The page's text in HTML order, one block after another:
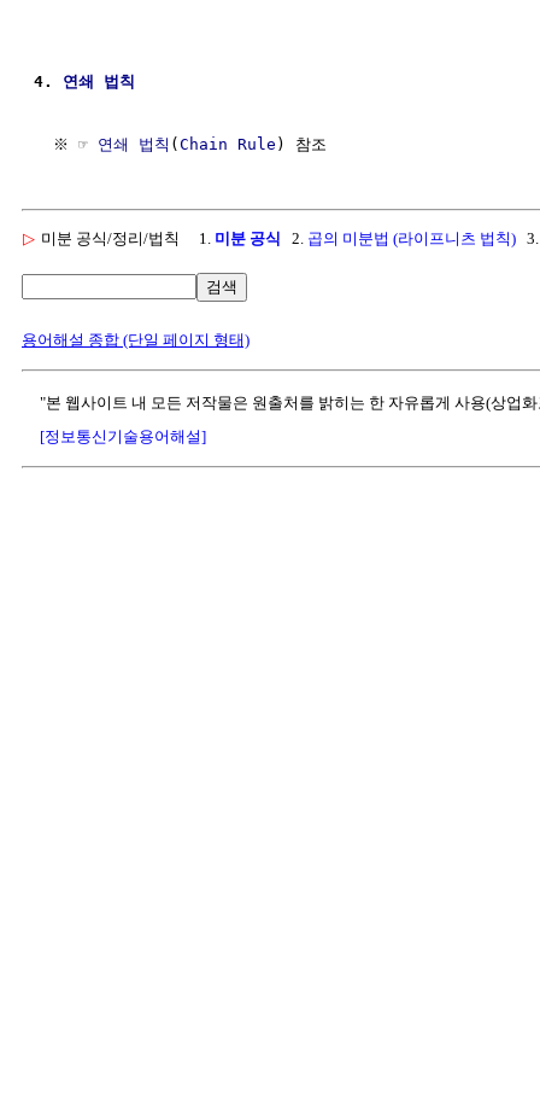
4. 연쇄 법칙
  ※ ☞
연쇄 법칙 ( Chain Rule
▷ 미분 공식/정리/법칙 1. 미분 공식 2. 곱의 미분법 (라이프니츠 법칙)
검색
용어해설 종합 (단일 페이지 형태)
"본 웹사이트 내 모든 저작물은 원출처를 밝히는 한 자유롭게 사용(상업
[정보통신기술용어해설]